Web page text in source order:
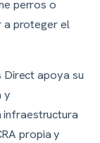
perros o
a proteger el
Direct apoya su
y
infraestructura
propia y